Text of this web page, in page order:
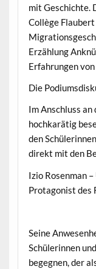
mit Geschichte.
Collège
Erzählung
Erfahrungen
Die
Im Anschluss
hochkarätig
den
direkt mit den
Izio Rosenman
Protagonist des
Seine
Schülerinnen
begegnen, der